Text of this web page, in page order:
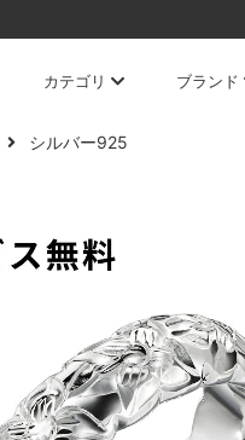
カテゴリ ブランド
シルバー925